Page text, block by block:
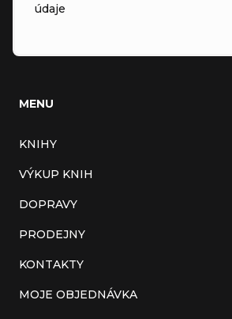
údaje
MENU
KNIHY
VÝKUP KNIH
DOPRAVY
PRODEJNY
KONTAKTY
MOJE OBJEDNÁVKA